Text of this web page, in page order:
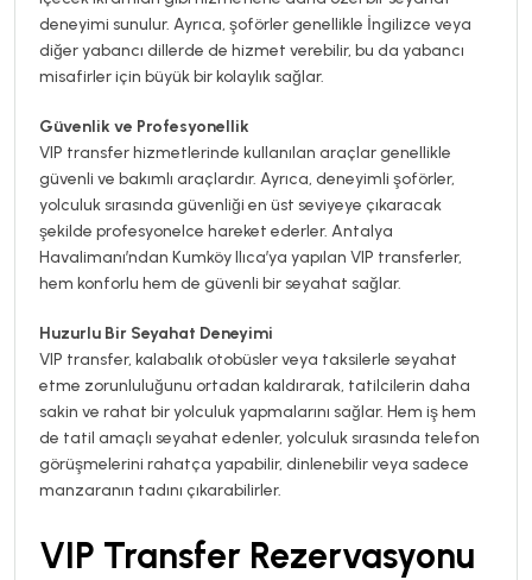
deneyimi sunulur. Ayrıca, şoförler genellikle İngilizce veya
diğer yabancı dillerde de hizmet verebilir, bu da yabancı
misafirler için büyük bir kolaylık sağlar.
Güvenlik ve Profesyonellik
VIP transfer hizmetlerinde kullanılan araçlar genellikle
güvenli ve bakımlı araçlardır. Ayrıca, deneyimli şoförler,
yolculuk sırasında güvenliği en üst seviyeye çıkaracak
şekilde profesyonelce hareket ederler. Antalya
Havalimanı’ndan Kumköy Ilıca’ya yapılan VIP transferler,
hem konforlu hem de güvenli bir seyahat sağlar.
Huzurlu Bir Seyahat Deneyimi
VIP transfer, kalabalık otobüsler veya taksilerle seyahat
etme zorunluluğunu ortadan kaldırarak, tatilcilerin daha
sakin ve rahat bir yolculuk yapmalarını sağlar. Hem iş hem
de tatil amaçlı seyahat edenler, yolculuk sırasında telefon
görüşmelerini rahatça yapabilir, dinlenebilir veya sadece
manzaranın tadını çıkarabilirler.
VIP Transfer Rezervasyonu